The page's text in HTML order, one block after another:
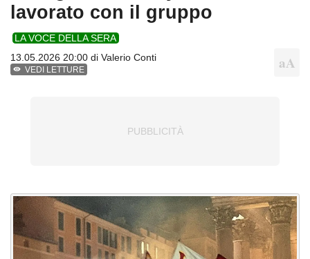
lavorato con il gruppo
LA VOCE DELLA SERA
13.05.2026 20:00 di Valerio Conti
VEDI LETTURE